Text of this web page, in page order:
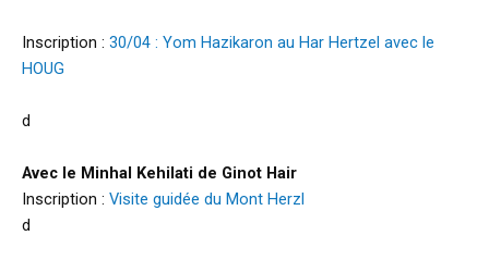
Inscription : 30/04 : Yom Hazikaron au Har Hertzel avec le
HOUG
d
Avec le Minhal Kehilati de Ginot Hair
Inscription : Visite guidée du Mont Herzl
d